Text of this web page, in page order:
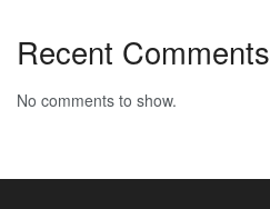
Recent Comments
No comments to show.